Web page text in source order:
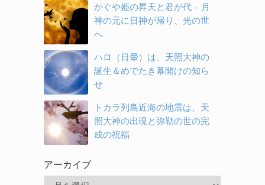
かぐや姫の昇天と君が代 – 月
神の元に日神が帰り、光の世
へ
ハロ（日暈）は、天照大神の
誕生＆めでたき幕開けの知ら
せ
トカラ列島近海の地震は、天
照大神の出現と弥勒の世の完
成の祝福
アーカイブ